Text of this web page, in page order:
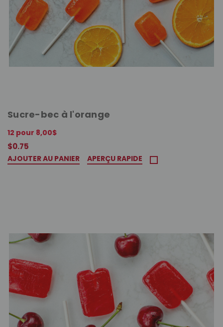
Sucre-bec à l'orange
12 pour 8,00$
$0.75
AJOUTER AU PANIER APERÇU RAPIDE